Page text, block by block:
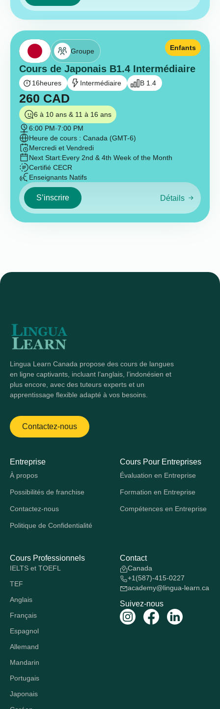
Groupe
Cours de Japonais B1.4 Intermédiaire
Enfants
16heures Intermédiaire B 1.4
260 CAD
6 à 10 ans & 11 à 16 ans
6:00 PM-7:00 PM
Heure de cours : Canada (GMT-6)
Mercredi et Vendredi
Next Start:Every 2nd & 4th Week of the Month
Certifié CECR
Enseignants Natifs
S’inscrire Détails
Lingua Learn Canada propose des cours de langues
en ligne captivants, incluant l’anglais, l’indonésien et
plus encore, avec des tuteurs experts et un
apprentissage flexible adapté à vos besoins.
Contactez-nous
Entreprise
À propos
Possibilités de franchise
Contactez-nous
Politique de Confidentialité
Cours Pour Entreprises
Évaluation en Entreprise
Formation en Entreprise
Compétences en Entreprise
Cours Professionnels
IELTS et TOEFL
TEF
Anglais
Français
Espagnol
Allemand
Mandarin
Portugais
Japonais
Contact
Canada
+1(587)-415-0227
academy@lingua-learn.ca
Suivez-nous